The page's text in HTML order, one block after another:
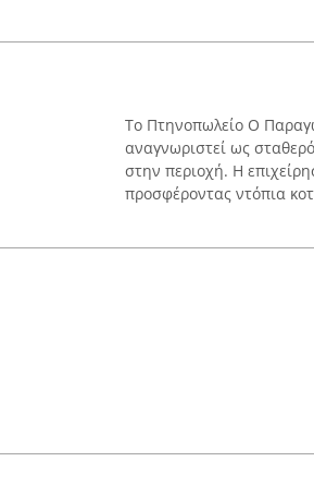
Το Πτηνοπωλείο Ο
αναγνωριστεί ως
στην περιοχή. Η
προσφέροντας ντόπια